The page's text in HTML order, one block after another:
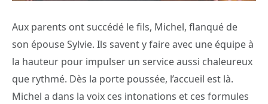
Aux parents ont succédé le fils, Michel, flanqué de
son épouse Sylvie. Ils savent y faire avec une équipe à
la hauteur pour impulser un service aussi chaleureux
que rythmé. Dès la porte poussée, l’accueil est là.
Michel a dans la voix ces intonations et ces formules